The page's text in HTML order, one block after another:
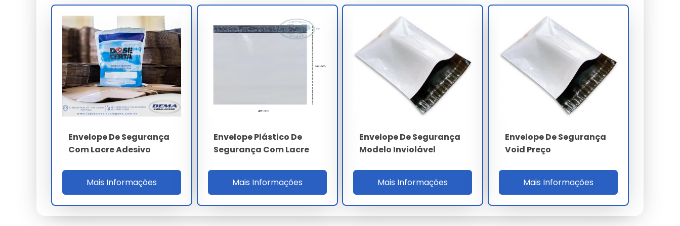
Para qualificação B2B o comprador valida laudo ensaio forense ISO 17025, homologação Correios,
Banco Central, Febraban operações caixa e MTBF applicator 900 horas. A auditoria cobre ISO 9001,
14001, capacidade 80 t/mês, estoque 30 dias, compliance RoHS 3 REACH, LGPD e SLA OTIF 98%. O ROI
17% ao ano considera redução 87% sinistros documentais, 42% custo seguro transporte e compliance
regulatório bancário em operações caixa malote.
PARÂMETRO
Material
PE coextrusado tri-camada
Aderência lacre
32 N/25mm
Nível segurança
Void 3/4 (NBR 14937)
Norma
NBR 14937 / LGPD art. 46
Envelope De Segurança
Com Lacre Adesivo
Mais Informações
Envelope Plástico De
Segurança Com Lacre
Mais Informações
Envelope De Segurança
Modelo Inviolável
Mais Informações
Envelope De Segurança
Void Preço
Mais Informações